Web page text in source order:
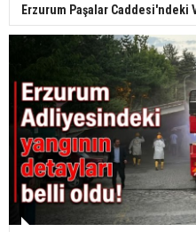
Erzurum Paşalar Caddesi'ndeki